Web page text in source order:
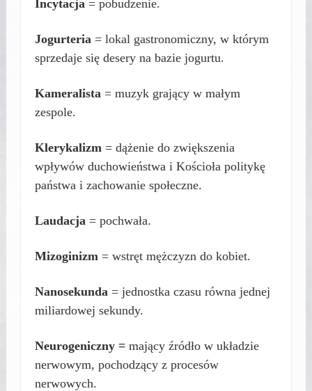
Incytacja = pobudzenie.
Jogurteria = lokal gastronomiczny, w którym
sprzedaje się desery na bazie jogurtu.
Kameralista = muzyk grający w małym
zespole.
Klerykalizm = dążenie do zwiększenia
wpływów duchowieństwa i Kościoła politykę
państwa i zachowanie społeczne.
Laudacja = pochwała.
Mizoginizm = wstręt mężczyzn do kobiet.
Nanosekunda = jednostka czasu równa jednej
miliardowej sekundy.
Neurogeniczny = mający źródło w układzie
nerwowym, pochodzący z procesów
nerwowych.